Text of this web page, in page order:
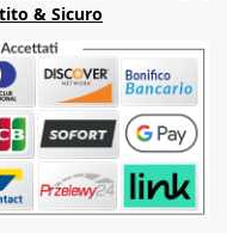
& Sicuro